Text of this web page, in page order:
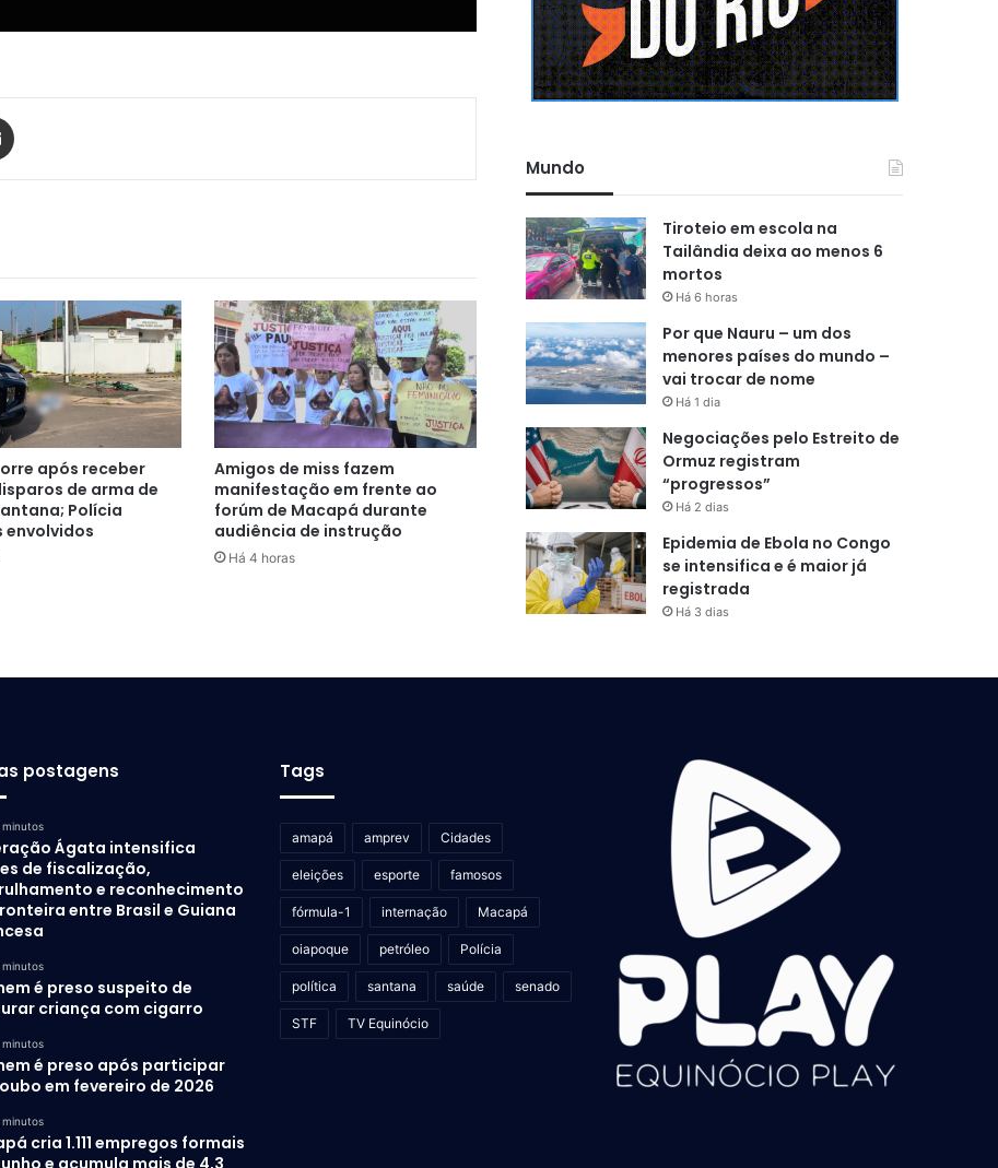
após receber
de arma de
Polícia
envolvidos
Amigos de miss fazem
manifestação em frente ao
forúm de Macapá durante
audiência de instrução
Há 4 horas
Mundo
Tiroteio em escola na
Tailândia deixa ao menos 6
mortos
Há 6 horas
Por que Nauru – um dos
menores países do mundo –
vai trocar de nome
Há 1 dia
Negociações pelo Estreito de
Ormuz registram
“progressos”
Há 2 dias
Epidemia de Ebola no Congo
se intensifica e é maior já
registrada
Há 3 dias
postagens
minutos
Ágata intensifica
de fiscalização,
e reconhecimento
entre Brasil e Guiana
minutos
é preso suspeito de
criança com cigarro
minutos
é preso após participar
em fevereiro de 2026
minutos
cria 1.111 empregos formais
e acumula mais de 4,3
Tags
amapá amprev Cidades
eleições esporte famosos
fórmula-1 internação Macapá
oiapoque petróleo Polícia
política santana saúde senado
STF TV Equinócio